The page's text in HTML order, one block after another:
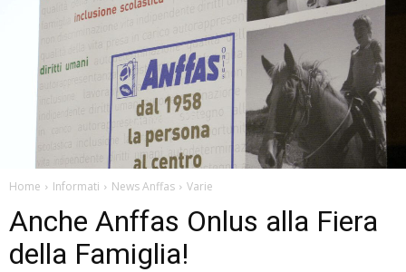
Home Informati News Anffas Varie
Anche Anffas Onlus alla Fiera
della Famiglia!